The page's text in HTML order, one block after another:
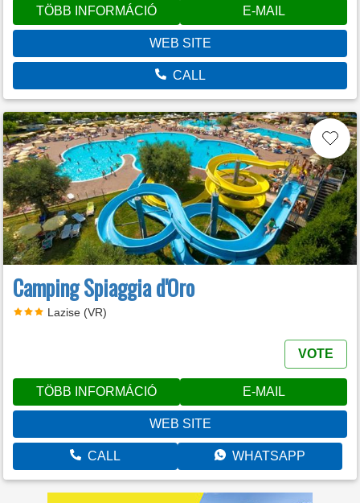
TÖBB INFORMÁCIÓ E-MAIL
WEB SITE
CALL
Camping Spiaggia d'Oro
Lazise (VR)
VOTE
TÖBB INFORMÁCIÓ E-MAIL
WEB SITE
CALL WHATSAPP